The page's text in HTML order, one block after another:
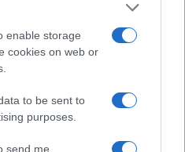
enable storage
cookies on web or
to be sent to
purposes.
send me
éve koedukált
ki a Siratófal
is a fal melletti
szeretné megtartani